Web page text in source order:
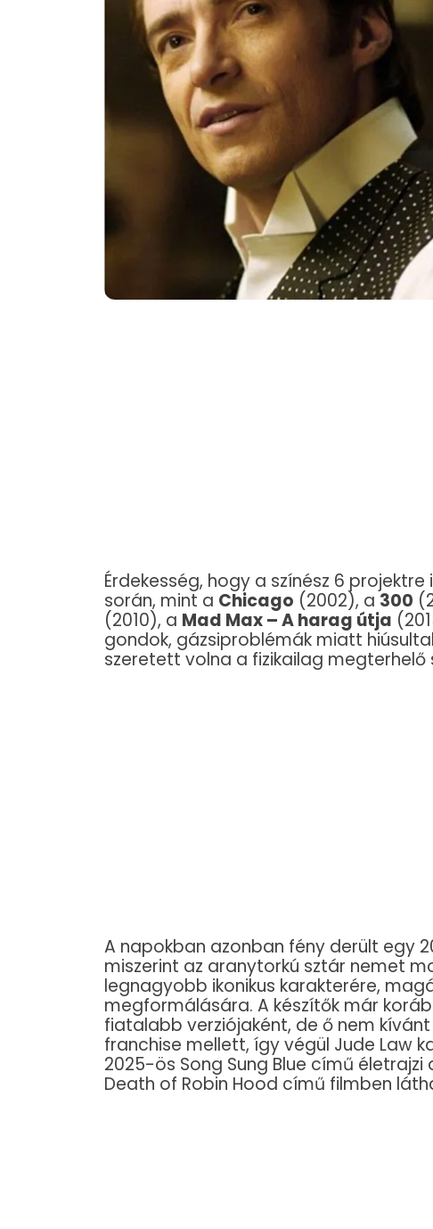
Érdekesség, hogy a színész 6
során, mint a Chicago (2002), a 300
(2010), a Mad Max – A harag útja
gondok, gázsiproblémák miatt
szeretett volna a fizikailag megterhelő
A napokban azonban fény derült egy
miszerint az aranytorkú sztár nemet
legnagyobb ikonikus karakterére,
megformálására. A készítők már
fiatalabb verziójaként, de ő nem
franchise mellett, így végül Jude Law
2025-ös Song Sung Blue című
Death of Robin Hood című filmben